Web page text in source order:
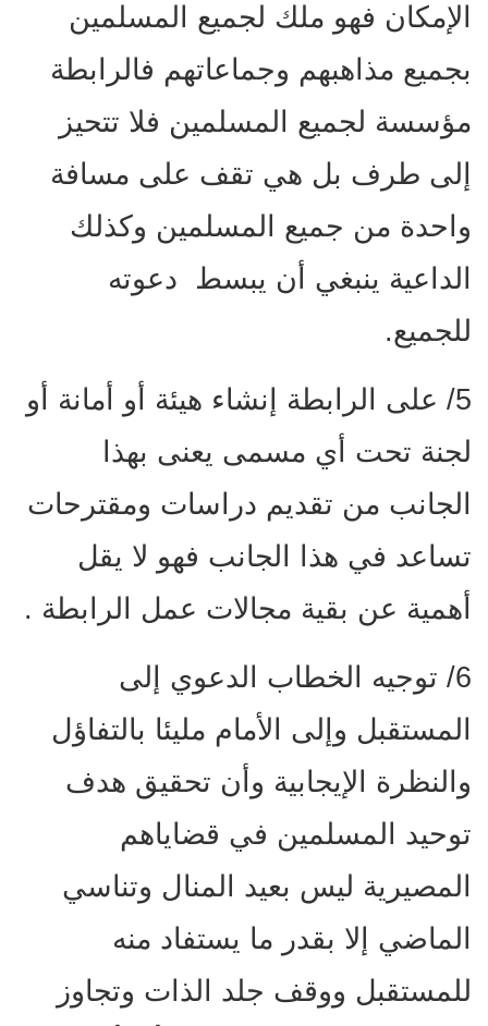
الإمكان فهو ملك لجميع المسلمين
بجميع مذاهبهم وجماعاتهم فالرابطة
مؤسسة لجميع المسلمين فلا تتحيز
إلى طرف بل هي تقف على مسافة
واحدة من جميع المسلمين وكذلك
الداعية ينبغي أن يبسط دعوته
للجميع.
5/ على الرابطة إنشاء هيئة أو أمانة أو
لجنة تحت أي مسمى يعنى بهذا
الجانب من تقديم دراسات ومقترحات
تساعد في هذا الجانب فهو لا يقل
أهمية عن بقية مجالات عمل الرابطة .
6/ توجيه الخطاب الدعوي إلى
المستقبل وإلى الأمام مليئا بالتفاؤل
والنظرة الإيجابية وأن تحقيق هدف
توحيد المسلمين في قضاياهم
المصيرية ليس بعيد المنال وتناسي
الماضي إلا بقدر ما يستفاد منه
للمستقبل ووقف جلد الذات وتجاوز